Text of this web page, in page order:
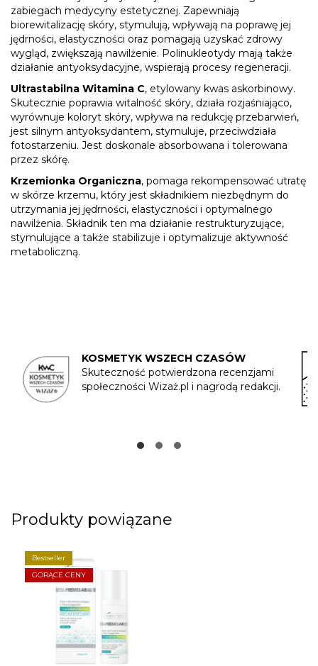
zabiegach medycyny estetycznej. Zapewniają
biorewitalizację skóry, stymulują, wpływają na poprawę jej
jędrności, elastyczności oraz pomagają uzyskać zdrowy
wygląd, zwiększają nawilżenie. Polinukleotydy mają także
działanie antyoksydacyjne, wspierają procesy regeneracji.
Ultrastabilna Witamina C, etylowany kwas askorbinowy.
Skutecznie poprawia witalność skóry, działa rozjaśniająco,
wyrównuje koloryt skóry, wpływa na redukcję przebarwień,
jest silnym antyoksydantem, stymuluje, przeciwdziała
fotostarzeniu. Jest doskonale absorbowana i tolerowana
przez skórę.
Krzemionka Organiczna, pomaga rekompensować utratę
w skórze krzemu, który jest składnikiem niezbędnym do
utrzymania jej jędrności, elastyczności i optymalnego
nawilżenia. Składnik ten ma działanie restrukturyzujące,
stymulujące a także stabilizuje i optymalizuje aktywność
metaboliczną.
KOSMETYK WSZECH CZASÓW
Skuteczność potwierdzona recenzjami
społeczności Wizaż.pl i nagrodą redakcji.
Produkty powiązane
Bestseller
GORĄCE CENY